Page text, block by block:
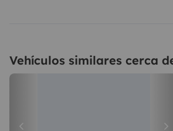
Vehículos similares cerca